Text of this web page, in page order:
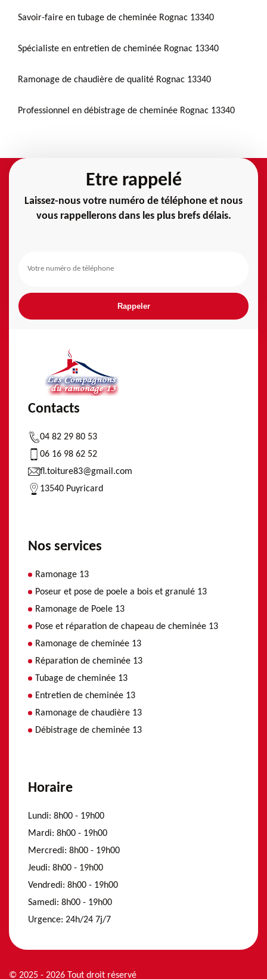
Savoir-faire en tubage de cheminée Rognac 13340
Spécialiste en entretien de cheminée Rognac 13340
Ramonage de chaudière de qualité Rognac 13340
Professionnel en débistrage de cheminée Rognac 13340
Etre rappelé
Laissez-nous votre numéro de téléphone et nous
vous rappellerons dans les plus brefs délais.
Contacts
04 82 29 80 53
06 16 98 62 52
fl.toiture83@gmail.com
13540 Puyricard
Nos services
Ramonage 13
Poseur et pose de poele a bois et granulé 13
Ramonage de Poele 13
Pose et réparation de chapeau de cheminée 13
Ramonage de cheminée 13
Réparation de cheminée 13
Tubage de cheminée 13
Entretien de cheminée 13
Ramonage de chaudière 13
Débistrage de cheminée 13
Horaire
Lundi: 8h00 - 19h00
Mardi: 8h00 - 19h00
Mercredi: 8h00 - 19h00
Jeudi: 8h00 - 19h00
Vendredi: 8h00 - 19h00
Samedi: 8h00 - 19h00
Urgence: 24h/24 7j/7
© 2025 - 2026 Tout droit réservé